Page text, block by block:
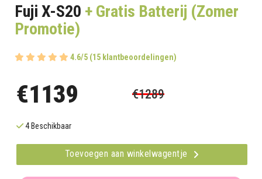
Fuji X-S20 + Gratis Batterij (Zomer
Promotie)
4.6/5 (15 klantbeoordelingen)
€1139 €1289
4 Beschikbaar
Toevoegen aan winkelwagentje